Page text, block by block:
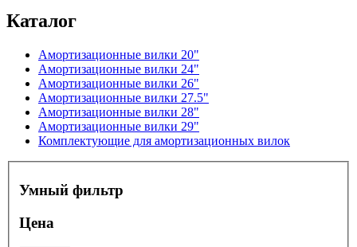
Каталог
Амортизационные вилки 20"
Амортизационные вилки 24"
Амортизационные вилки 26"
Амортизационные вилки 27.5"
Амортизационные вилки 28"
Амортизационные вилки 29"
Комплектующие для амортизационных вилок
Умный фильтр
Цена